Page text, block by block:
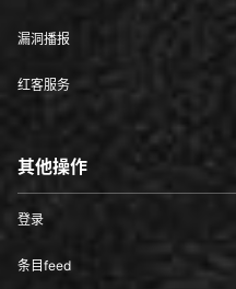
漏洞播报
红客服务
其他操作
登录
条目feed